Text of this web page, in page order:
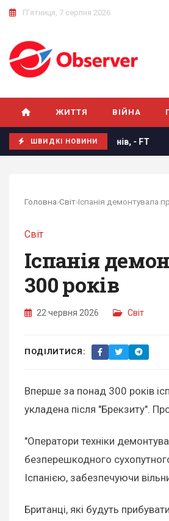
П'ятниця, 7 серпня 2026
ЖИТТЯ ВІЙНА
ШВИДКІ НОВИНИ
нових членів, - FT Жирна
Головна›Світ›
Світ
Іспанія
300 років
22 червня 2026 Світ
ПОДІЛИТИСЯ:
Вперше за понад 300 років
укладена після "Брекзиту".
"Оператори техніки
безперешкодного
Іспанією, забезпечуючи
Британці, які будуть